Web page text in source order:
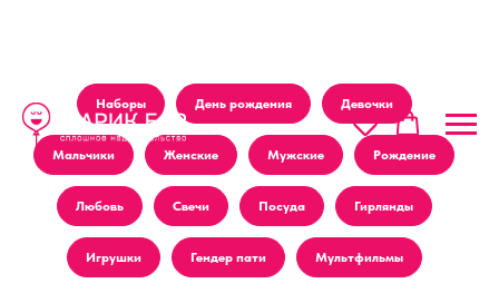
Наборы День рождения Девочки
Мальчики Женские Мужские Рождение
Любовь Свечи Посуда Гирлянды
Игрушки Гендер пати Мультфильмы